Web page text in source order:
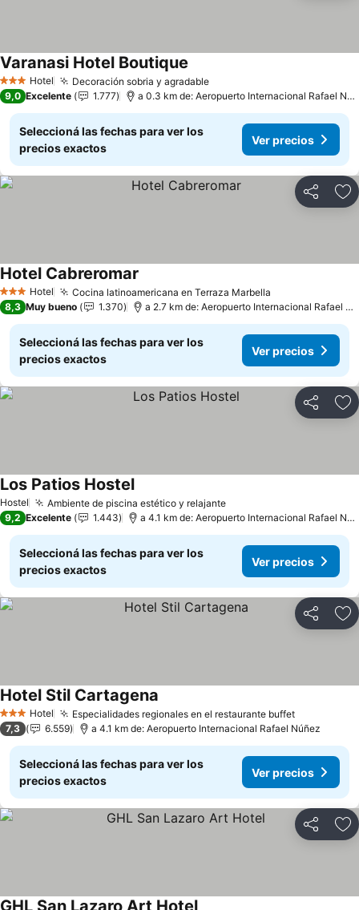
3 Estrellas
Hotel Decoración sobria y agradable
Varanasi Hotel Boutique
9,0 Excelente 1.777 a 0.3 km de: Aeropuerto Internacional Rafael Núñez
Seleccioná las fechas para ver los
precios exactos
Ver precios
Compartir
3 Estrellas
Hotel Cocina latinoamericana en Terraza Marbella
Hotel Cabreromar
8,3 Muy bueno 1.370 a 2.7 km de: Aeropuerto Internacional Rafael Núñez
Seleccioná las fechas para ver los
precios exactos
Ver precios
Compartir
Hostel Ambiente de piscina estético y relajante
Los Patios Hostel
9,2 Excelente 1.443 a 4.1 km de: Aeropuerto Internacional Rafael Núñez
Seleccioná las fechas para ver los
precios exactos
Ver precios
Compartir
3 Estrellas
Hotel Especialidades regionales en el restaurante buffet
Hotel Stil Cartagena
7,3 6.559 a 4.1 km de: Aeropuerto Internacional Rafael Núñez
Seleccioná las fechas para ver los
precios exactos
Ver precios
Compartir
GHL San Lazaro Art Hotel